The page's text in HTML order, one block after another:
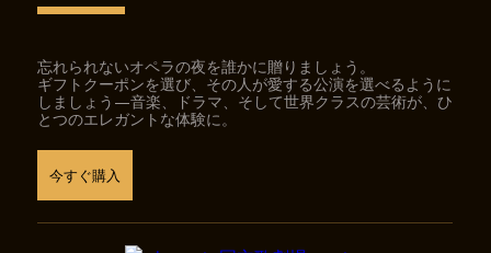
忘れられないオペラの夜を誰かに贈りましょう。
ギフトクーポンを選び、その人が愛する公演を選べるように
しましょう—音楽、ドラマ、そして世界クラスの芸術が、ひ
とつのエレガントな体験に。
今すぐ購入